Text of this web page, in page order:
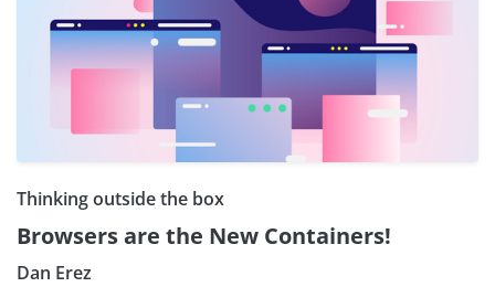
Thinking outside the box
Browsers are the New Containers!
Dan Erez